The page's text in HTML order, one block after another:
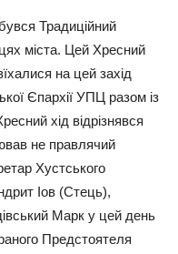
Традиційний
міста. Цей Хресний
на цей захід
Єпархії УПЦ разом із
хід відрізнявся
не правлячий
Хустського
Іов (Стець),
Марк у цей день
Предстоятеля